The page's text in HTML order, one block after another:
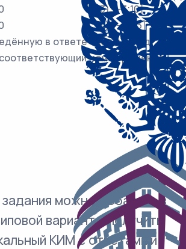
3) [−3;10]
4) [−10; 3]
в ответе таблицу под
номер решения.
можно добавить в
вариант и получить
КИМ с ответами и